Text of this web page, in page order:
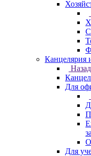
Канцелярия
Назад
Для
Для